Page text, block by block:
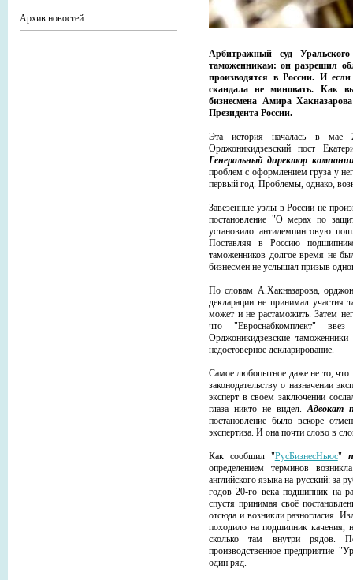
Архив новостей
Арбитражный суд Уральского
таможенникам: он разрешил
производятся в России. И
скандала не миновать. Как
бизнесмена Амира
Президента России.
Эта история началась в мае
Орджоникидзевский пост
Генеральный директор
проблем с оформлением груза у
первый год. Проблемы, однако,
Завезенные узлы в России не
постановление "О мерах по
установило антидемпинговую
Поставляя в Россию
таможенников долгое время не
бизнесмен не услышал призыв
По словам А.Хакназарова,
декларации не принимал участия
может и не растаможить. Затем
что "Евроснабкомплект"
Орджоникидзевские
недостоверное декларирование.
Самое любопытное даже не то,
законодательству о назначении
эксперт в своем заключении
глаза никто не видел.Адвокат
постановление было вскоре
экспертиза. И она почти слово в
Как сообщил "РусБизнесНьюс"
определением терминов
английского языка на русский:
годов 20-го века подшипник на
спустя принимая своё
отсюда и возникли разногласия.
походило на подшипник качения,
сколько там внутри рядов.
производственное предприятие
один ряд.